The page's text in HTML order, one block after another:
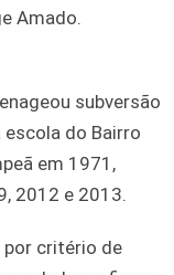
Amado.
subversão
escola do Bairro
em 1971,
2012 e 2013.
por critério de